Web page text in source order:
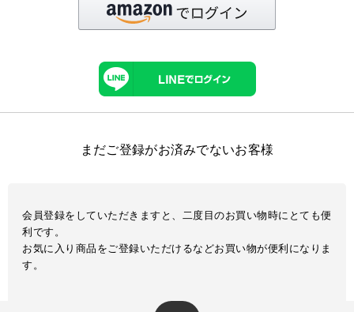
まだご登録がお済みでないお客様
会員登録をしていただきますと、二度目のお買い物時にとても便
利です。
お気に入り商品をご登録いただけるなどお買い物が便利になりま
す。